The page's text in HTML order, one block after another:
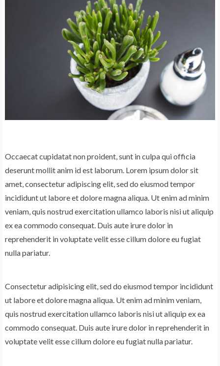
Occaecat cupidatat non proident, sunt in culpa qui officia
deserunt mollit anim id est laborum. Lorem ipsum dolor sit
amet, consectetur adipiscing elit, sed do eiusmod tempor
incididunt ut labore et dolore magna aliqua. Ut enim ad minim
veniam, quis nostrud exercitation ullamco laboris nisi ut aliquip
ex ea commodo consequat. Duis aute irure dolor in
reprehenderit in voluptate velit esse cillum dolore eu fugiat
nulla pariatur.
Consectetur adipisicing elit, sed do eiusmod tempor incididunt
ut labore et dolore magna aliqua. Ut enim ad minim veniam,
quis nostrud exercitation ullamco laboris nisi ut aliquip ex ea
commodo consequat. Duis aute irure dolor in reprehenderit in
voluptate velit esse cillum dolore eu fugiat nulla pariatur.